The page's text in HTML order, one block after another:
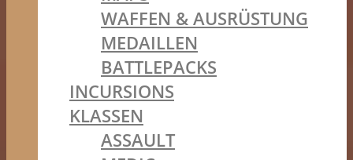
WAFFEN & AUSRÜSTUNG
MEDAILLEN
BATTLEPACKS
INCURSIONS
KLASSEN
ASSAULT